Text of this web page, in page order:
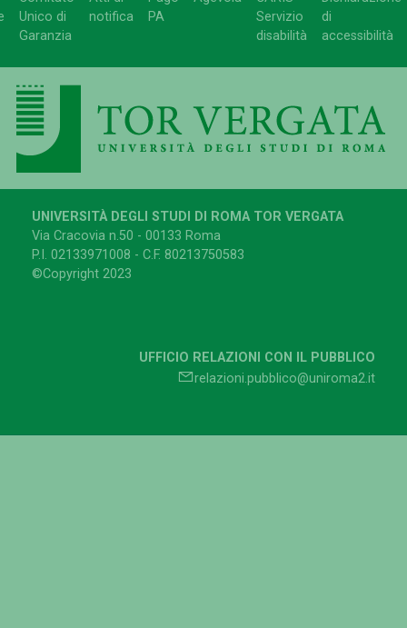
Unico di
Garanzia
notifica
PA
Servizio
disabilità
di
accessibilità
UNIVERSITÀ DEGLI STUDI DI ROMA TOR VERGATA
Via Cracovia n.50 - 00133 Roma
P.I. 02133971008 - C.F. 80213750583
©Copyright 2023
UFFICIO RELAZIONI CON IL PUBBLICO
relazioni.pubblico@uniroma2.it